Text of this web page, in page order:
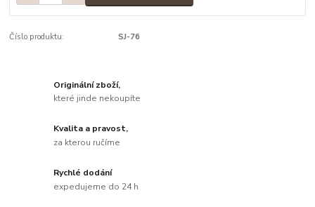
Číslo produktu: SJ-76
Originální zboží,
které jinde nekoupíte
Kvalita a pravost,
za kterou ručíme
Rychlé dodání
expedujeme do 24 h